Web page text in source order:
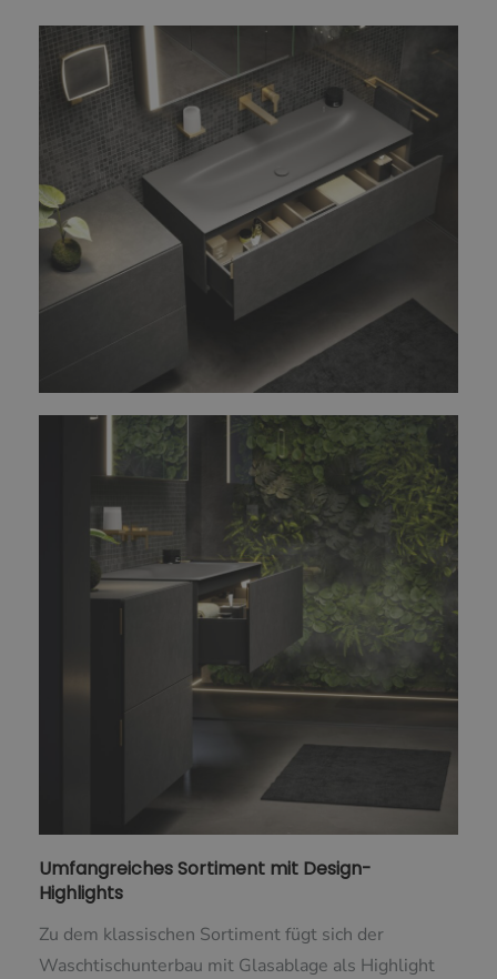
Umfangreiches Sortiment mit Design-
Highlights
Zu dem klassischen Sortiment fügt sich der
Waschtischunterbau mit Glasablage als Highlight